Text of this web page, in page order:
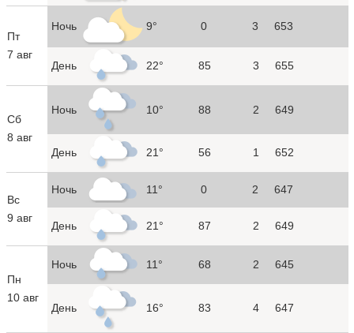
Пт
7 авг
Ночь 9° 0 3 653
День 22° 85 3 655
Сб
8 авг
Ночь 10° 88 2 649
День 21° 56 1 652
Вс
9 авг
Ночь 11° 0 2 647
День 21° 87 2 649
Пн
10 авг
Ночь 11° 68 2 645
День 16° 83 4 647